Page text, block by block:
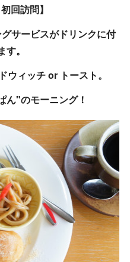
回訪問】
サービスがドリンクに付
す。
ウィッチ or トースト。
ん"のモーニング！